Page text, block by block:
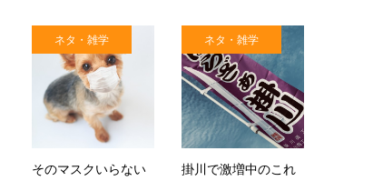
ネタ・雑学
そのマスクいらない
ネタ・雑学
掛川で激増中のこれ